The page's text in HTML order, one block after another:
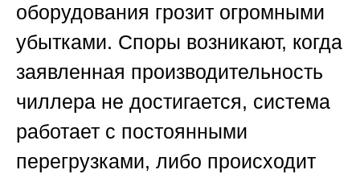
оборудования грозит огромными
убытками. Споры возникают, когда
заявленная производительность
чиллера не достигается, система
работает с постоянными
перегрузками, либо происходит